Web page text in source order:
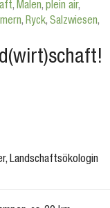
, Malen, plein air,
, Ryck, Salzwiesen,
Landschaftsökologin